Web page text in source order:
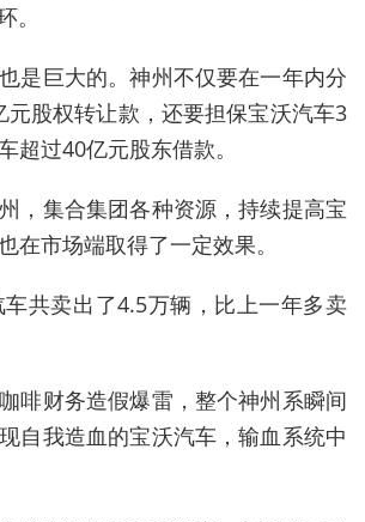
。
是巨大的。神州不仅要在一年内分
元股权转让款，还要担保宝沃汽车3
超过40亿元股东借款。
，集合集团各种资源，持续提高宝
在市场端取得了一定效果。
共卖出了4.5万辆，比上一年多卖
啡财务造假爆雷，整个神州系瞬间
自我造血的宝沃汽车，输血系统中